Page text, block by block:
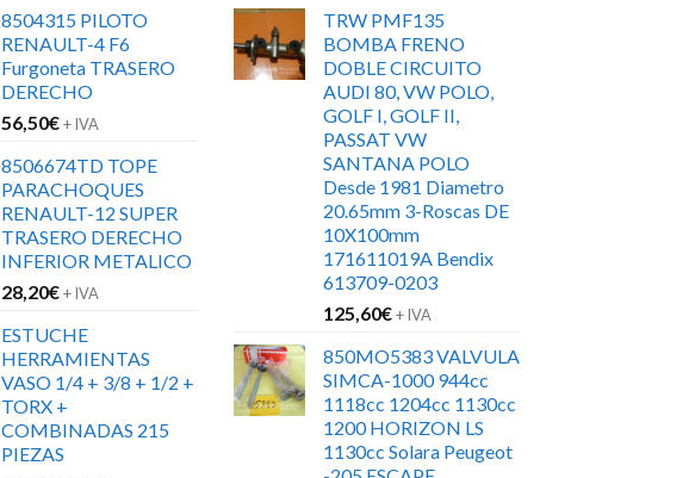
8504315 PILOTO
RENAULT-4 F6
Furgoneta TRASERO
DERECHO
56,50€+ IVA
8506674TD TOPE
PARACHOQUES
RENAULT-12 SUPER
TRASERO DERECHO
INFERIOR METALICO
28,20€+ IVA
ESTUCHE
HERRAMIENTAS
VASO 1/4 + 3/8 + 1/2 +
TORX +
COMBINADAS 215
PIEZAS
TRW PMF135
BOMBA FRENO
DOBLE CIRCUITO
AUDI 80, VW POLO,
GOLF I, GOLF II,
PASSAT VW
SANTANA POLO
Desde 1981 Diametro
20.65mm 3-Roscas DE
10X100mm
171611019A Bendix
613709-0203
125,60€+ IVA
850MO5383 VALVULA
SIMCA-1000 944cc
1118cc 1204cc 1130cc
1200 HORIZON LS
1130cc Solara Peugeot